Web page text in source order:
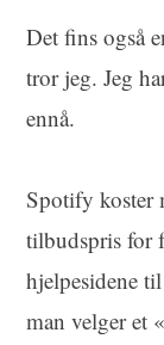
Det fins også
tror jeg. Jeg
ennå.
Spotify koster
tilbudspris for
hjelpesidene
man velger et